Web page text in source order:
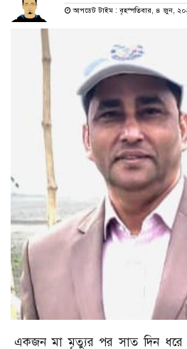
আপডেট টাইম : বৃহস্পতিবার, ৪ জুন,
একজন মা মৃত্যুর পর সাত দিন ধরে